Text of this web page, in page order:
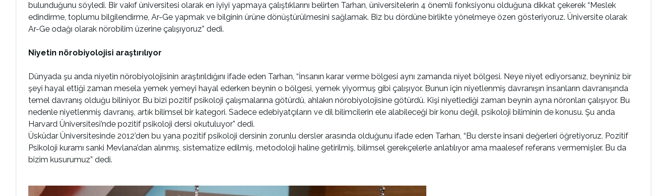
bulunduğunu söyledi. Bir vakıf üniversitesi olarak en iyiyi yapmaya çalıştıklarını belirten Tarhan, üniversitelerin 4 önemli fonksiyonu olduğuna dikkat çekerek “Meslek
edindirme, toplumu bilgilendirme, Ar-Ge yapmak ve bilginin ürüne dönüştürülmesini sağlamak. Biz bu dördüne birlikte yönelmeye özen gösteriyoruz. Üniversite olarak
Ar-Ge odağı olarak nörobilim üzerine çalışıyoruz” dedi.
Niyetin nörobiyolojisi araştırılıyor
Dünyada şu anda niyetin nörobiyolojisinin araştırıldığını ifade eden Tarhan, “İnsanın karar verme bölgesi aynı zamanda niyet bölgesi. Neye niyet ediyorsanız, beyniniz bir
şeyi hayal ettiği zaman mesela yemek yemeyi hayal ederken beynin o bölgesi, yemek yiyormuş gibi çalışıyor. Bunun için niyetlenmiş davranışın insanların davranışında
temel davranış olduğu biliniyor. Bu bizi pozitif psikoloji çalışmalarına götürdü, ahlakın nörobiyolojisine götürdü. Kişi niyetlediği zaman beynin ayna nöronları çalışıyor. Bu
nedenle niyetlenmiş davranış, artık bilimsel bir kategori. Sadece edebiyatçıların ve dil bilimcilerin ele alabileceği bir konu değil, psikoloji biliminin de konusu. Şu anda
Harvard Üniversitesi’nde pozitif psikoloji dersi okutuluyor” dedi.
Üsküdar Üniversitesinde 2012’den bu yana pozitif psikoloji dersinin zorunlu dersler arasında olduğunu ifade eden Tarhan, “Bu derste insani değerleri öğretiyoruz. Pozitif
Psikoloji kuramı sanki Mevlana’dan alınmış, sistematize edilmiş, metodoloji haline getirilmiş, bilimsel gerekçelerle anlatılıyor ama maalesef referans vermemişler. Bu da
bizim kusurumuz” dedi.